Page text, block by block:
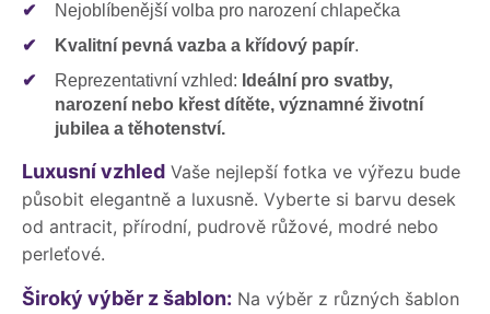
✔
Nejoblíbenější volba pro narození chlapečka
✔
Kvalitní pevná vazba a křídový papír.
✔
Reprezentativní vzhled: Ideální pro svatby,
narození nebo křest dítěte, významné životní
jubilea a těhotenství.
Luxusní vzhled Vaše nejlepší fotka ve výřezu bude
působit elegantně a luxusně. Vyberte si barvu desek
od antracit, přírodní, pudrově růžové, modré nebo
perleťové.
Široký výběr z šablon: Na výběr z různých šablon